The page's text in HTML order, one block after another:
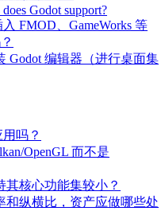
Godot support?
FMOD、GameWorks 等
Godot 编辑器（进行桌面集
吗？
OpenGL 而不是
其核心功能集较小？
和纵横比，资产应做哪些处